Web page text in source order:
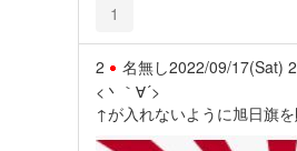
1
2 名無し2022/09/17(Sat)
<丶｀∀´>
↑が入れないように旭日旗を